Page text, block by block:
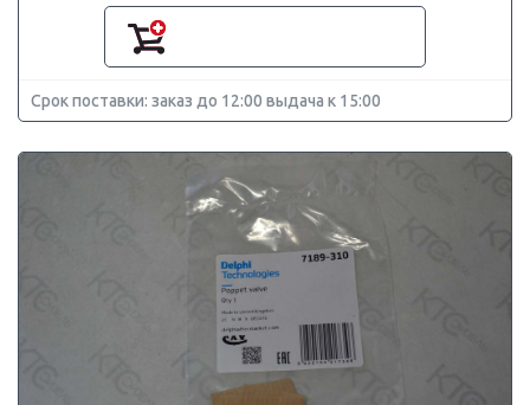
Срок поставки: заказ до 12:00 выдача к 15:00